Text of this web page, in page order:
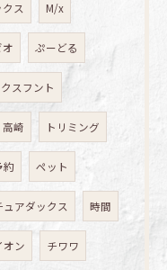
ス M/x
オ ぷーどる
スフント
高崎 トリミング
約 ペット
ュアダックス 時間
オン チワワ